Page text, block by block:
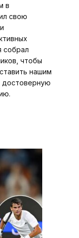
в
свою
собрал
чтобы
нашим
достоверную